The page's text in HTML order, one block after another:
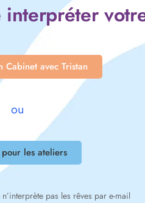
interpréter
Cabinet avec Tristan
ou
les ateliers
pas les rêves par e-mail